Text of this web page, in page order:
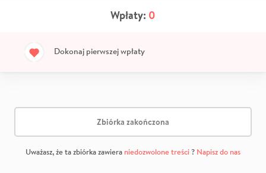
Wpłaty: 0
Dokonaj pierwszej wpłaty
Zbiórka zakończona
Uważasz, że ta zbiórka zawiera niedozwolone treści? Napisz do nas